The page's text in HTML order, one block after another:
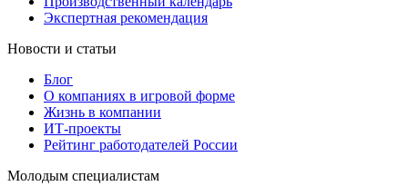
Экспертная рекомендация
Новости и статьи
Блог
О компаниях в игровой форме
Жизнь в компании
ИТ-проекты
Рейтинг работодателей России
Молодым специалистам